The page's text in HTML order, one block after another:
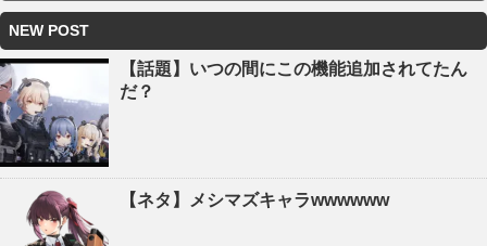
NEW POST
【話題】いつの間にこの機能追加されてたん
だ？
【ネタ】メシマズキャラwwwwww